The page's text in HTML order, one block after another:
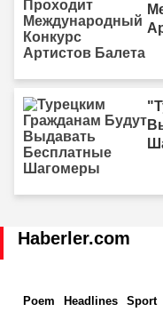
Haberler.com
Poem Headlines Sport